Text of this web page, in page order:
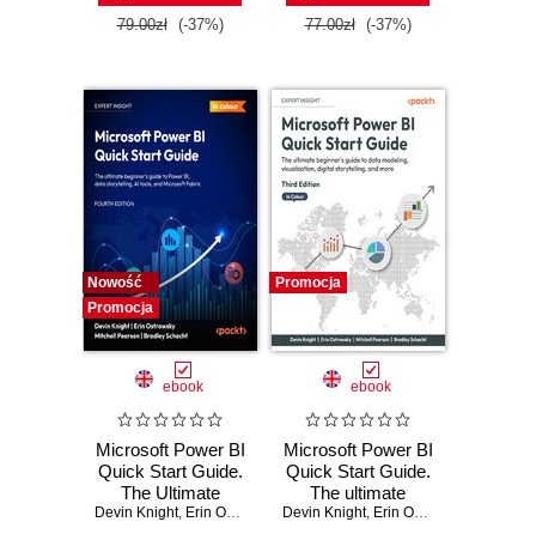
79.00zł (-37%) 77.00zł (-37%)
Nowość
Promocja
ebook
Microsoft Power BI
Quick Start Guide.
The Ultimate
Beginner's Guide
Devin Knight, Erin Ostrowsky ,Mitchell Pearson,Bradley Schacht
Promocja
ebook
Microsoft Power BI
Quick Start Guide.
The ultimate
beginner's guide to
Devin Knight, Erin Ostrowsky